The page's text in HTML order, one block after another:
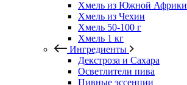
Хмель из Южной Африки
Хмель из Чехии
Хмель 50-100 г
Хмель 1 кг
Ингредиенты
Декстроза и Сахара
Осветлители пива
Пивные эссенции